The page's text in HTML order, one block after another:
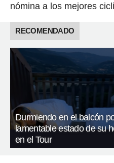
nómina a los mejores
RECOMENDADO
Durmiendo en el balcón
lamentable estado de su
en el Tour